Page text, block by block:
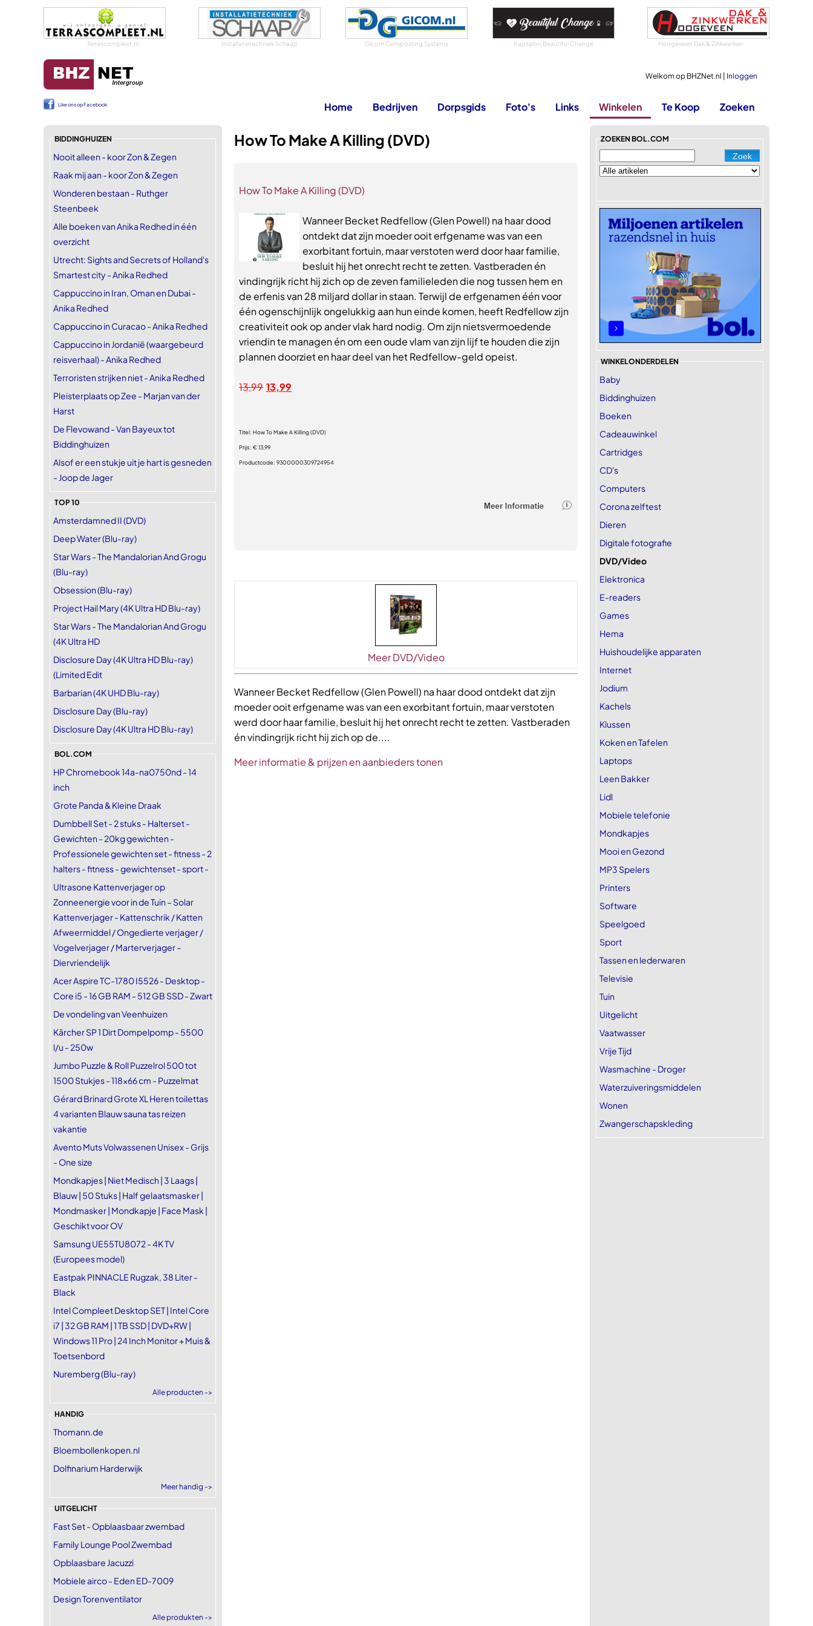
Terrascompleet.nl Installatietechniek Schaap Gicom Composting Systems Kapsalon Beautiful Change Hoogeveen Dak & Zinkwerken
Welkom op BHZNet.nl | Inloggen
Like ons op Facebook Home Bedrijven Dorpsgids Foto's Links Winkelen Te Koop Zoeken
BIDDINGHUIZEN
Nooit alleen - koor Zon & Zegen
Raak mij aan - koor Zon & Zegen
Wonderen bestaan - Ruthger
Steenbeek
Alle boeken van Anika Redhed in één
overzicht
Utrecht: Sights and Secrets of Holland's
Smartest city - Anika Redhed
Cappuccino in Iran, Oman en Dubai -
Anika Redhed
Cappuccino in Curacao - Anika Redhed
Cappuccino in Jordanië (waargebeurd
reisverhaal) - Anika Redhed
Terroristen strijken niet - Anika Redhed
Pleisterplaats op Zee - Marjan van der
Harst
De Flevowand - Van Bayeux tot
Biddinghuizen
Alsof er een stukje uit je hart is gesneden
- Joop de Jager
TOP 10
Amsterdamned II (DVD)
Deep Water (Blu-ray)
Star Wars - The Mandalorian And Grogu
(Blu-ray)
Obsession (Blu-ray)
Project Hail Mary (4K Ultra HD Blu-ray)
Star Wars - The Mandalorian And Grogu
(4K Ultra HD
Disclosure Day (4K Ultra HD Blu-ray)
(Limited Edit
Barbarian (4K UHD Blu-ray)
Disclosure Day (Blu-ray)
Disclosure Day (4K Ultra HD Blu-ray)
BOL.COM
HP Chromebook 14a-na0750nd - 14
inch
Grote Panda & Kleine Draak
Dumbbell Set - 2 stuks - Halterset -
Gewichten - 20kg gewichten -
Professionele gewichten set - fitness - 2
halters - fitness - gewichtenset - sport -
Ultrasone Kattenverjager op
Zonneenergie voor in de Tuin – Solar
Kattenverjager - Kattenschrik / Katten
Afweermiddel / Ongedierte verjager /
Vogelverjager / Marterverjager –
Diervriendelijk
Acer Aspire TC-1780 I5526 - Desktop -
Core i5 - 16 GB RAM - 512 GB SSD - Zwart
De vondeling van Veenhuizen
Kärcher SP 1 Dirt Dompelpomp - 5500
l/u - 250w
Jumbo Puzzle & Roll Puzzelrol 500 tot
1500 Stukjes - 118x66 cm - Puzzelmat
Gérard Brinard Grote XL Heren toilettas
4 varianten Blauw sauna tas reizen
vakantie
Avento Muts Volwassenen Unisex - Grijs
- One size
Mondkapjes | Niet Medisch | 3 Laags |
Blauw | 50 Stuks | Half gelaatsmasker |
Mondmasker | Mondkapje | Face Mask |
Geschikt voor OV
Samsung UE55TU8072 - 4K TV
(Europees model)
Eastpak PINNACLE Rugzak, 38 Liter -
Black
Intel Compleet Desktop SET | Intel Core
i7 | 32 GB RAM | 1 TB SSD | DVD+RW |
Windows 11 Pro | 24 Inch Monitor + Muis &
Toetsenbord
Nuremberg (Blu-ray)
Alle producten ->
HANDIG
Thomann.de
Bloembollenkopen.nl
Dolfinarium Harderwijk
Meer handig ->
UITGELICHT
Fast Set - Opblaasbaar zwembad
Family Lounge Pool Zwembad
Opblaasbare Jacuzzi
Mobiele airco - Eden ED-7009
Design Torenventilator
Alle produkten ->
How To Make A Killing (DVD)
How To Make A Killing (DVD)
Wanneer Becket Redfellow (Glen Powell) na haar dood
ontdekt dat zijn moeder ooit erfgename was van een
exorbitant fortuin, maar verstoten werd door haar familie,
besluit hij het onrecht recht te zetten. Vastberaden én
vindingrijk richt hij zich op de zeven familieleden die nog tussen hem en
de erfenis van 28 miljard dollar in staan. Terwijl de erfgenamen één voor
één ogenschijnlijk ongelukkig aan hun einde komen, heeft Redfellow zijn
creativiteit ook op ander vlak hard nodig. Om zijn nietsvermoedende
vriendin te managen én om een oude vlam van zijn lijf te houden die zijn
plannen doorziet en haar deel van het Redfellow-geld opeist.
13,99 13,99
Titel: How To Make A Killing (DVD)
Prijs: € 13,99
Productcode: 9300000309724954
Meer DVD/Video
Wanneer Becket Redfellow (Glen Powell) na haar dood ontdekt dat zijn
moeder ooit erfgename was van een exorbitant fortuin, maar verstoten
werd door haar familie, besluit hij het onrecht recht te zetten. Vastberaden
én vindingrijk richt hij zich op de....
Meer informatie & prijzen en aanbieders tonen
ZOEKEN BOL.COM
WINKELONDERDELEN
Baby
Biddinghuizen
Boeken
Cadeauwinkel
Cartridges
CD's
Computers
Corona zelftest
Dieren
Digitale fotografie
DVD/Video
Elektronica
E-readers
Games
Hema
Huishoudelijke apparaten
Internet
Jodium
Kachels
Klussen
Koken en Tafelen
Laptops
Leen Bakker
Lidl
Mobiele telefonie
Mondkapjes
Mooi en Gezond
MP3 Spelers
Printers
Software
Speelgoed
Sport
Tassen en lederwaren
Televisie
Tuin
Uitgelicht
Vaatwasser
Vrije Tijd
Wasmachine - Droger
Waterzuiveringsmiddelen
Wonen
Zwangerschapskleding